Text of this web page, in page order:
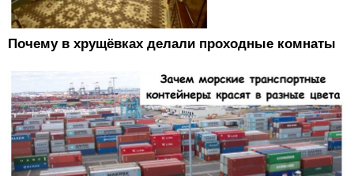
Почему в хрущёвках делали проходные комнаты